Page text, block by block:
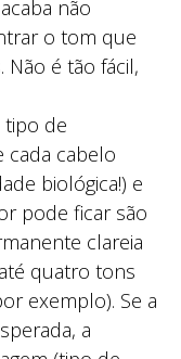
não
o tom que
é tão fácil,
tipo de
cada cabelo
biológica!) e
pode ficar são
clareia
quatro tons
exemplo). Se a
a